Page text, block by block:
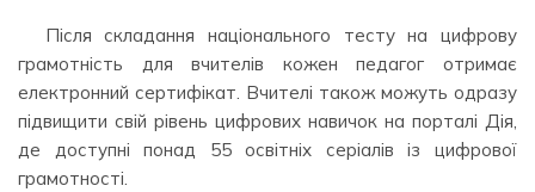
Після складання національного тесту на цифрову
грамотність для вчителів кожен педагог отримає
електронний сертифікат. Вчителі також можуть одразу
підвищити свій рівень цифрових навичок на порталі Дія,
де доступні понад 55 освітніх серіалів із цифрової
грамотності.